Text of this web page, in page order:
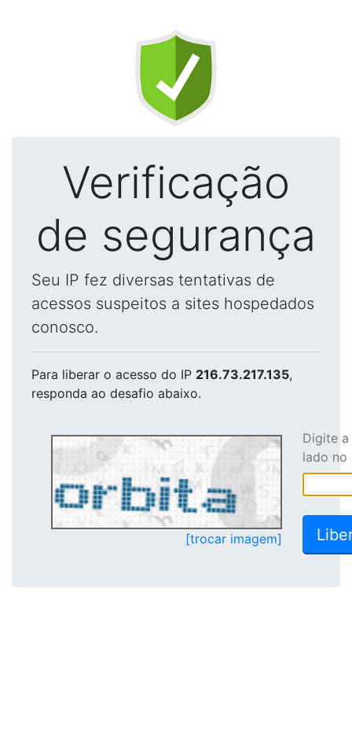
Verificação
de segurança
Seu IP fez diversas tentativas de
acessos suspeitos a sites hospedados
conosco.
Para liberar o acesso do IP 216.73.217.135,
responda ao desafio abaixo.
[trocar imagem]
Digite
lado no